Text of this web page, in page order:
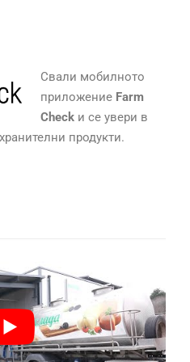
Свали мобилното
приложение Farm
Checkи се увери в
продукти.